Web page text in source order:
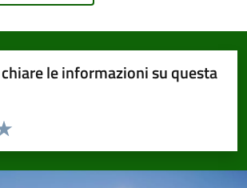
le informazioni su questa
la pagina
5 stelle su 5
4 stelle su 5
su 5
su 5
5